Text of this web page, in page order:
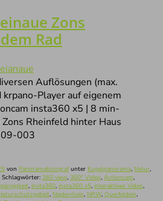
Zons
Rad
Auflösungen (max.
Player auf eigenem
insta360 x5 | 8 min-
Zons Rheinfeld hinter Haus
003
von Panoramafotografunter Kugelpanorama, Natur,
360 view, 360° Video, Actioncam,
, insta360, insta360 x5, interaktives Video,
, Niederrhein, NRW, Querfeldein,